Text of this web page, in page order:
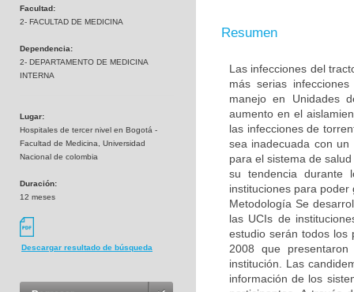
Facultad:
2- FACULTAD DE MEDICINA
Dependencia:
2- DEPARTAMENTO DE MEDICINA
INTERNA
Lugar:
Hospitales de tercer nivel en Bogotá -
Facultad de Medicina, Universidad
Nacional de colombia
Duración:
12 meses
Descargar resultado de búsqueda
Resumen
Las infecciones del
más serias
manejo en Unidades
aumento en el
las infecciones de
sea inadecuada con
para el sistema de
su tendencia durante
instituciones para
Metodología Se
las UCIs de
estudio serán todos los
2008 que
institución. Las
información de los